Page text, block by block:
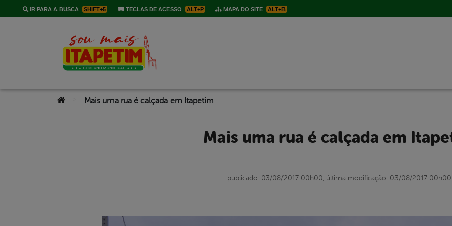
IR PARA A BUSCA SHIFT+5 TECLAS DE ACESSO ALT+P MAPA DO SITE ALT+B
Você está aqui:Mais uma rua é calçada em Itapetim
Mais uma rua é calçada em
publicado: 03/08/2017 00h00, última modificação: 03/08/2017 00h00